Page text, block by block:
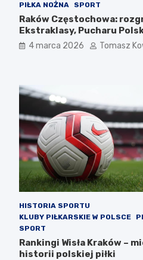
PIŁKA NOŻNA SPORT
Raków Częstochowa:
Ekstraklasy, Pucharu
4 marca 2026 Tomasz
HISTORIA SPORTU
KLUBY PIŁKARSKIE W POLSCE
SPORT
Rankingi Wisła Kraków –
historii polskiej piłki